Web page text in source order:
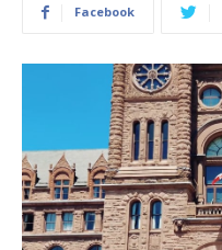
Facebook